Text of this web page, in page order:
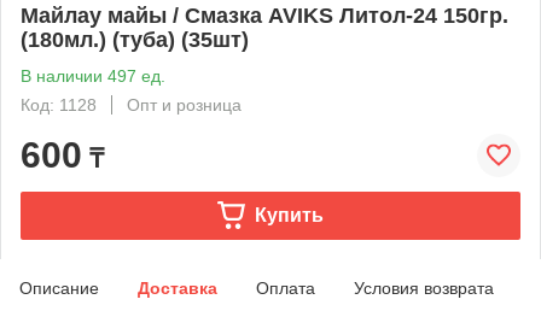
Майлау майы / Смазка AVIKS Литол-24 150гр.
(180мл.) (туба) (35шт)
В наличии 497 ед.
Код: 1128
Опт и розница
600 ₸
Купить
Описание Доставка Оплата Условия возврата